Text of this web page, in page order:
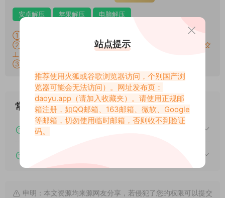
安卓解压 苹果解压 电脑解压
①：所有素材切勿外传，仅供欣赏，喜欢请支持原作者！
②：所有素材密码均已测试，遇见问题站内有教程学习，不会再提交
工单。
③：所有素材均无露点、纯绿色版本，若有需求请另寻，谢谢！
常见问题
下载后提示文件损坏、解压出错怎么办？
申明：本文资源均来源网友分享，若侵犯了您的权限可以提交
站点提示
推荐使用火狐或谷歌浏览器访问，个别国产浏
览器可能会无法访问）。网址发布页：
daoyu.app （请加入收藏夹）。请使用正规邮
箱注册，如QQ邮箱、163邮箱、微软、Google
等邮箱，切勿使用临时邮箱，否则收不到验证
码。